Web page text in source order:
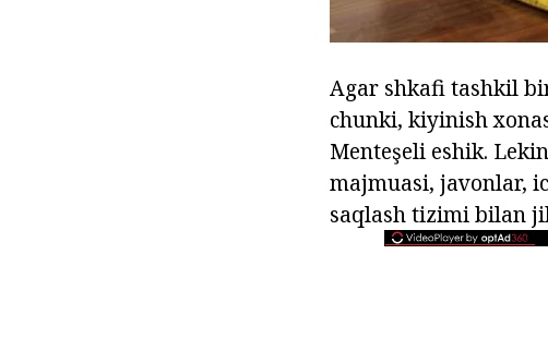
Agar shkafi tashkil
chunki, kiyinish
Menteşeli eshik.
majmuasi, javonlar,
saqlash tizimi bilan